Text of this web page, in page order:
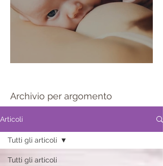
Archivio per argomento
Articoli
Tutti gli articoli
Tutti gli articoli